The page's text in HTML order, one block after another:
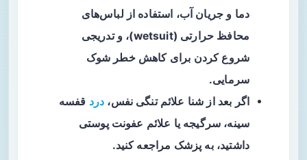
دما و جریان آب، استفاده از لباس‌های
محافظ حرارتی (wetsuit)، و تدریجی
شروع کردن برای کاهش خطر شوک
سرمایی.
اگر بعد از شنا علائم تنگی نفس، درد قفسه
سینه، سرگیجه یا علائم عفونت پوستی
داشتید، به پزشک مراجعه کنید.